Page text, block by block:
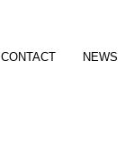
CONTACT NEWS